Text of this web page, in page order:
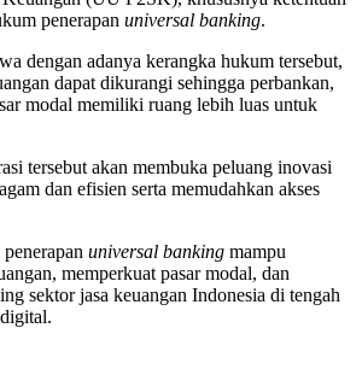
penerapan universal banking.
dengan adanya kerangka hukum tersebut,
dapat dikurangi sehingga perbankan,
modal memiliki ruang lebih luas untuk
tersebut akan membuka peluang inovasi
dan efisien serta memudahkan akses
universal banking mampu
memperkuat pasar modal, dan
sektor jasa keuangan Indonesia di tengah